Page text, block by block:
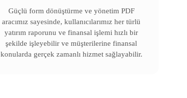
Güçlü form dönüştürme ve yönetim PDF
aracımız sayesinde, kullanıcılarımız her türlü
yatırım raporunu ve finansal işlemi hızlı bir
şekilde işleyebilir ve müşterilerine finansal
konularda gerçek zamanlı hizmet sağlayabilir.